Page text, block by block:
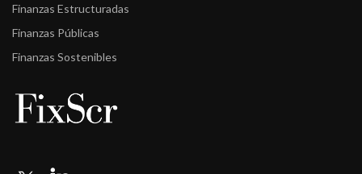
Finanzas Estructuradas
Finanzas Públicas
Finanzas Sostenibles